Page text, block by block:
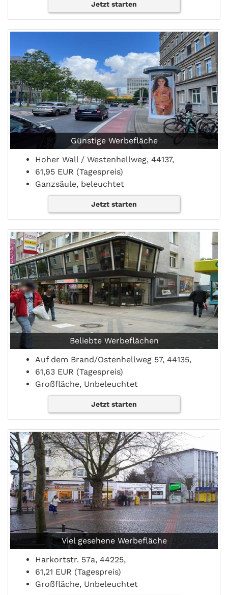
Jetzt starten
Günstige Werbefläche
Hoher Wall / Westenhellweg, 44137,
61,95 EUR (Tagespreis)
Ganzsäule, beleuchtet
Jetzt starten
Beliebte Werbeflächen
Auf dem Brand/Ostenhellweg 57, 44135,
61,63 EUR (Tagespreis)
Großfläche, Unbeleuchtet
Jetzt starten
Viel gesehene Werbefläche
Harkortstr. 57a, 44225,
61,21 EUR (Tagespreis)
Großfläche, Unbeleuchtet